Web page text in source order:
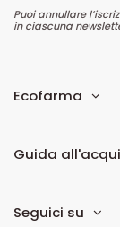
Puoi annullare
in ciascuna
Ecofarma
Guida
Seguici su